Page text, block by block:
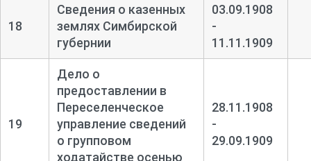
18
Сведения о казенных
землях Симбирской
губернии
03.09.1908
-
11.11.1909
19
Дело о
предоставлении в
Переселенческое
управление сведений
о групповом
ходатайстве осенью
28.11.1908
-
29.09.1909